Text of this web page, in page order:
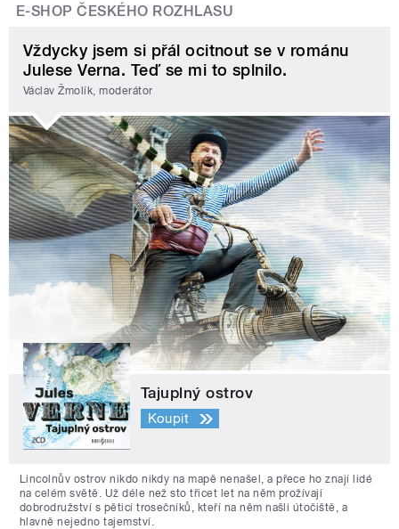
E-SHOP ČESKÉHO ROZHLASU
Vždycky jsem si přál ocitnout se v románu
Julese Verna. Teď se mi to splnilo.
Václav Žmolík, moderátor
Tajuplný ostrov
Koupit
Lincolnův ostrov nikdo nikdy na mapě nenašel, a přece ho znají lidé
na celém světě. Už déle než sto třicet let na něm prožívají
dobrodružství s pěticí trosečníků, kteří na něm našli útočiště, a
hlavně nejedno tajemství.